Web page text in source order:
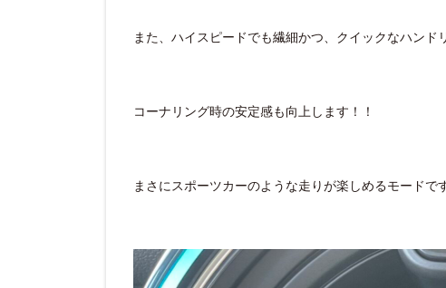
また、ハイスピードでも繊細かつ、クイックなハンド
コーナリング時の安定感も向上します！！
まさにスポーツカーのような走りが楽しめるモードで